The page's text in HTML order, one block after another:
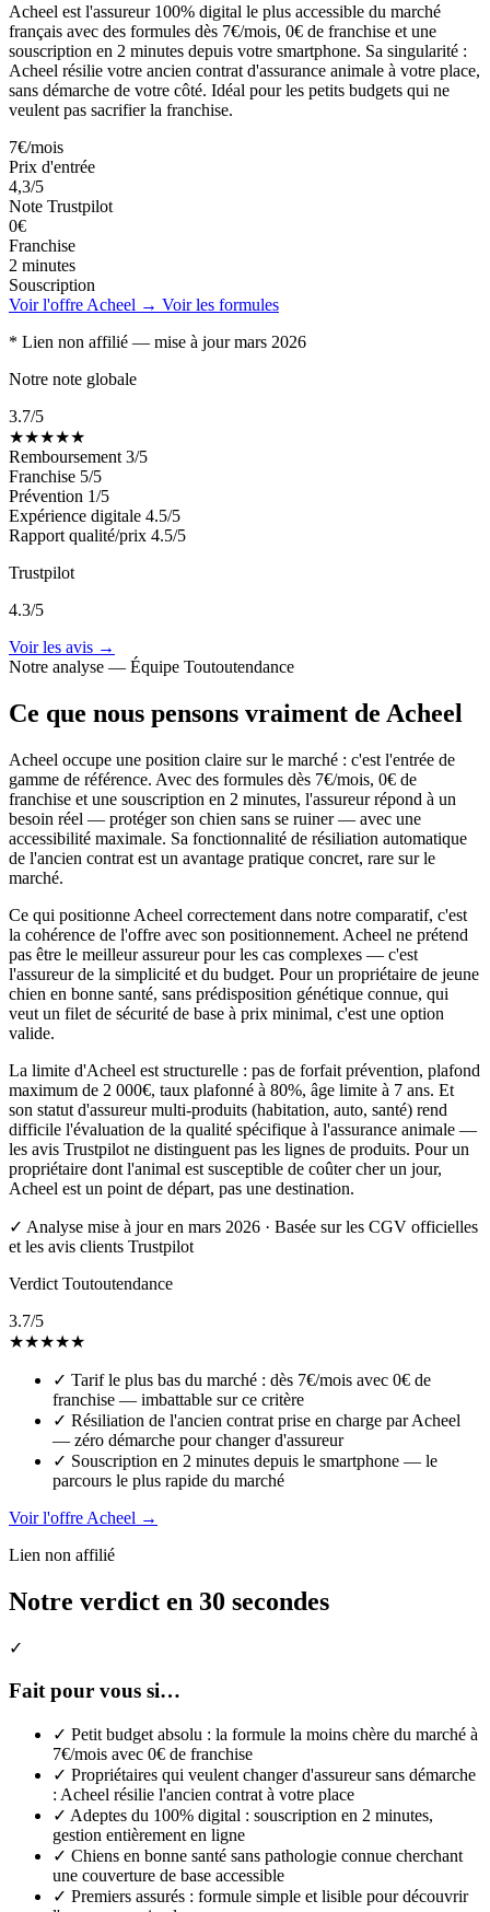
Acheel est l'assureur 100% digital le plus accessible du marché
français avec des formules dès 7€/mois, 0€ de franchise et une
souscription en 2 minutes depuis votre smartphone. Sa singularité :
Acheel résilie votre ancien contrat d'assurance animale à votre place,
sans démarche de votre côté. Idéal pour les petits budgets qui ne
veulent pas sacrifier la franchise.
7€/mois
Prix d'entrée
4,3/5
Note Trustpilot
0€
Franchise
2 minutes
Souscription
Voir l'offre Acheel → Voir les formules
* Lien non affilié — mise à jour mars 2026
Notre note globale
3.7/5
★★★★★
Remboursement 3/5
Franchise 5/5
Prévention 1/5
Expérience digitale 4.5/5
Rapport qualité/prix 4.5/5
Trustpilot
4.3/5
Voir les avis →
Notre analyse — Équipe Toutoutendance
Ce que nous pensons vraiment de Acheel
Acheel occupe une position claire sur le marché : c'est l'entrée de
gamme de référence. Avec des formules dès 7€/mois, 0€ de
franchise et une souscription en 2 minutes, l'assureur répond à un
besoin réel — protéger son chien sans se ruiner — avec une
accessibilité maximale. Sa fonctionnalité de résiliation automatique
de l'ancien contrat est un avantage pratique concret, rare sur le
marché.
Ce qui positionne Acheel correctement dans notre comparatif, c'est
la cohérence de l'offre avec son positionnement. Acheel ne prétend
pas être le meilleur assureur pour les cas complexes — c'est
l'assureur de la simplicité et du budget. Pour un propriétaire de jeune
chien en bonne santé, sans prédisposition génétique connue, qui
veut un filet de sécurité de base à prix minimal, c'est une option
valide.
La limite d'Acheel est structurelle : pas de forfait prévention, plafond
maximum de 2 000€, taux plafonné à 80%, âge limite à 7 ans. Et
son statut d'assureur multi-produits (habitation, auto, santé) rend
difficile l'évaluation de la qualité spécifique à l'assurance animale —
les avis Trustpilot ne distinguent pas les lignes de produits. Pour un
propriétaire dont l'animal est susceptible de coûter cher un jour,
Acheel est un point de départ, pas une destination.
✓ Analyse mise à jour en mars 2026 · Basée sur les CGV officielles
et les avis clients Trustpilot
Verdict Toutoutendance
3.7/5
★★★★★
✓ Tarif le plus bas du marché : dès 7€/mois avec 0€ de
franchise — imbattable sur ce critère
✓ Résiliation de l'ancien contrat prise en charge par Acheel
— zéro démarche pour changer d'assureur
✓ Souscription en 2 minutes depuis le smartphone — le
parcours le plus rapide du marché
Voir l'offre Acheel →
Lien non affilié
Notre verdict en 30 secondes
✓
Fait pour vous si…
✓ Petit budget absolu : la formule la moins chère du marché à
7€/mois avec 0€ de franchise
✓ Propriétaires qui veulent changer d'assureur sans démarche
: Acheel résilie l'ancien contrat à votre place
✓ Adeptes du 100% digital : souscription en 2 minutes,
gestion entièrement en ligne
✓ Chiens en bonne santé sans pathologie connue cherchant
une couverture de base accessible
✓ Premiers assurés : formule simple et lisible pour découvrir